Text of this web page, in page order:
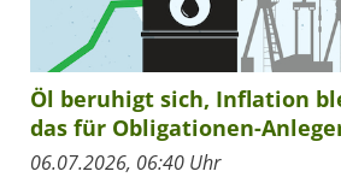
Öl beruhigt sich, Inflation
das für Obligationen-
06.07.2026, 06:40 Uhr